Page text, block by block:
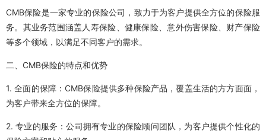
CMB保险是一家专业的保险公司，致力于为客户提供全方位的保险服
务。其业务范围涵盖人寿保险、健康保险、意外伤害保险、财产保险
等多个领域，以满足不同客户的需求。
二、CMB保险的特点和优势
1. 全面的保障：CMB保险提供多种保险产品，覆盖生活的方方面面，
为客户带来全方位的保障。
2. 专业的服务：公司拥有专业的保险顾问团队，为客户提供个性化的